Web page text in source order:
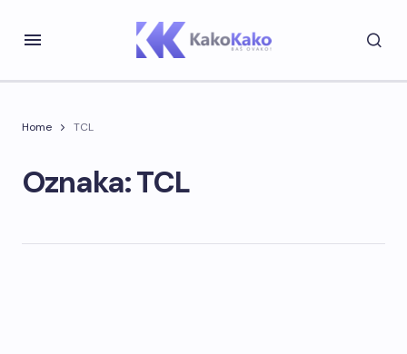
Home TCL
Oznaka: TCL